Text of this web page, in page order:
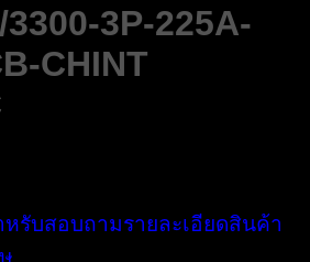
3P-225A-
CHINT
รับสอบถามรายละเอียดสินค้า